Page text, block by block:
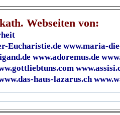
Webseiten von:
Eucharistie.de www.maria-
www.adoremus.de
haus-lazarus.ch